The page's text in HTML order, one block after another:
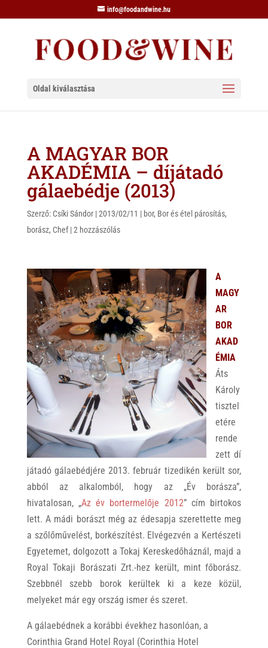
info@foodandwine.hu
Oldal kiválasztása
A MAGYAR BOR
AKADÉMIA – díjátadó
gálaebédje (2013)
Szerző: Csíki Sándor|2013/02/11 | bor, Bor és étel párosítás,
borász, Chef|2 hozzászólás
A
MAGY
AR
BOR
AKAD
ÉMIA
Áts
Károly
tisztel
etére
rende
zett dí
játadó gálaebédjére 2013. február tizedikén került sor,
abból az alkalomból, hogy az „Év borásza”,
hivatalosan, „Az év bortermelője 2012” cím birtokos
lett. A mádi borászt még az édesapja szerettette meg
a szőlőművelést, borkészítést. Elvégezvén a Kertészeti
Egyetemet, dolgozott a Tokaj Kereskedőháznál, majd a
Royal Tokaji Borászati Zrt.-hez került, mint főborász.
Szebbnél szebb borok kerültek ki a keze közül,
melyeket már egy ország ismer és szeret.
A gálaebédnek a korábbi évekhez hasonlóan, a
Corinthia Grand Hotel Royal (Corinthia Hotel